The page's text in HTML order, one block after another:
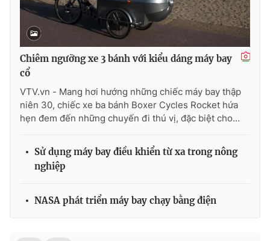
Thị trường
Tư vấn
Lịch phát sóng
Chuyên mục khác
Photo Infographic
Video Shorts video
Chiêm ngưỡng xe 3 bánh với kiểu dáng máy bay
cổ
VTV.vn - Mang hơi hướng những chiếc máy bay thập
niên 30, chiếc xe ba bánh Boxer Cycles Rocket hứa
hẹn đem đến những chuyến đi thú vị, đặc biệt cho...
Sử dụng máy bay điều khiển từ xa trong nông
nghiệp
NASA phát triển máy bay chạy bằng điện